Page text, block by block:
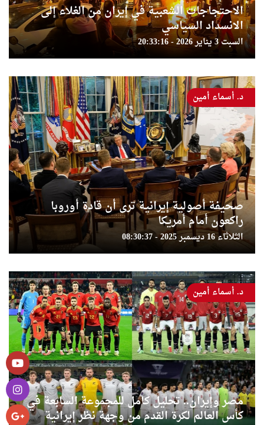
الاحتجاجات الشعبية في إيران من الغلاء إلى
الانسداد السياسي
السبت 3 يناير 2026 - 20:33:16
صحيفة أصولية إيرانية ترى أن قادة أوروبا
راكعون أمام أمريكا
الثلاثاء 16 ديسمبر 2025 - 08:30:37
د. أسماء أمين
مصر وإيران.. تحليل كامل للمجموعة السابعة في
كأس العالم لكرة القدم من وجهة نظر إيرانية
د. أسماء أمين